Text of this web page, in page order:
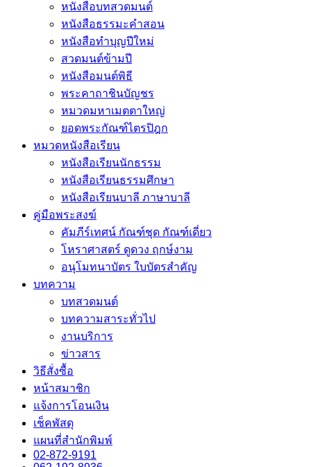
หนังสือบทสวดมนต์
หนังสือธรรมะคำสอน
หนังสือทำบุญปีใหม่
สวดมนต์ข้ามปี
หนังสือมนต์พิธี
พระคาถาชินบัญชร
หมวดมหาเมตตาใหญ่
ยอดพระกัณฑ์ไตรปิฎก
หมวดหนังสือเรียน
หนังสือเรียนนักธรรม
หนังสือเรียนธรรมศึกษา
หนังสือเรียนบาลี ภาษาบาลี
คู่มือพระสงฆ์
คัมภีร์เทศน์ กัณฑ์ชุด กัณฑ์เดี่ยว
โหราศาสตร์ ดูดวง ฤกษ์งาม
อนุโมทนาบัตร ใบบัตรสำคัญ
บทความ
บทสวดมนต์
บทความสาระทั่วไป
งานบริการ
ข่าวสาร
วิธีสั่งซื้อ
หน้าสมาชิก
แจ้งการโอนเงิน
เช็คพัสดุ
แผนที่สำนักพิมพ์
02-872-9191